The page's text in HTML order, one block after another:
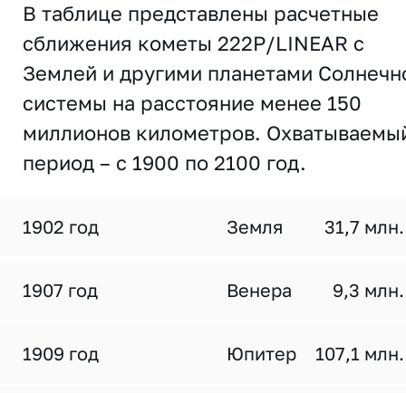
В таблице представлены расчетные
сближения кометы 222P/LINEAR с
Землей и другими планетами
системы на расстояние менее 150
миллионов километров.
период – с 1900 по 2100 год.
1902 год Земля 31,7
1907 год Венера 9,3
1909 год Юпитер 107,1